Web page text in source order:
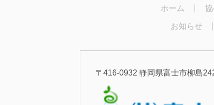
ホーム
お知らせ
〒416-0932 静岡県富士市柳島